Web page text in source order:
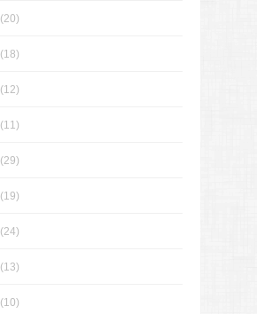
(20)
(18)
(12)
(11)
(29)
(19)
(24)
(13)
(10)